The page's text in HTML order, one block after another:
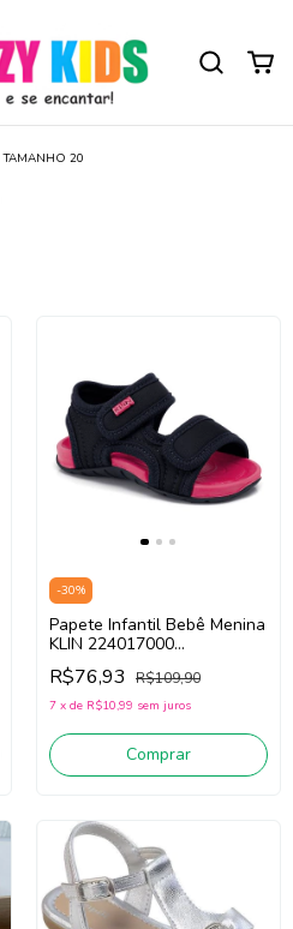
TAMANHO 20
-30%
Papete Infantil Bebê Menina
KLIN 224017000
(Marinho/Rosa)
R$76,93 R$109,90
7 x de R$10,99 sem juros
Comprar